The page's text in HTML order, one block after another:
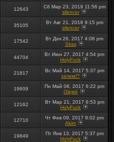
12643
Сб Мар 23, 2019 11:56 pm
silencer
35105
Вт Авг 21, 2018 9:15 pm
silencer
17542
Вт Дек 26, 2017 4:08 pm
Siras
44704
Вт Июн 27, 2017 4:54 pm
HolyFuck
21817
Вс Май 14, 2017 5:37 pm
зачем!?
19609
Пн Май 08, 2017 6:22 pm
Olejek
12162
Вт Мар 21, 2017 6:53 pm
HolyFuck
12710
Чт Фев 09, 2017 8:02 pm
Akim
19849
Пт Янв 13, 2017 5:37 pm
HolyFuck